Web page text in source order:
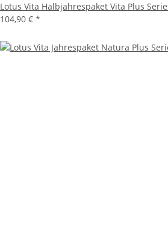
Lotus Vita Halbjahrespaket Vita Plus
104,90 € *